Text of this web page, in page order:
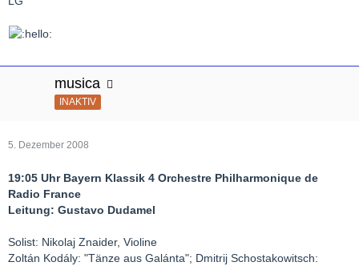
musica
INAKTIV
5. Dezember 2008
19:05 Uhr Bayern Klassik 4 Orchestre Philharmonique de
Radio France
Leitung: Gustavo Dudamel
Solist: Nikolaj Znaider, Violine
Zoltán Kodály: "Tänze aus Galánta"; Dmitrij Schostakowitsch: